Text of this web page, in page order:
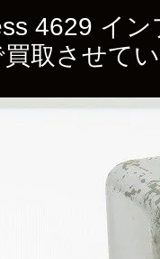
4629 イ
取させて